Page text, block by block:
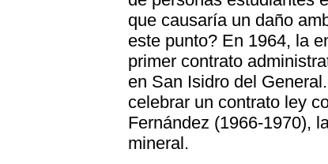
que causaría un daño
este punto? En 1964, la
primer contrato
en San Isidro del
celebrar un contrato ley
Fernández (1966-1970),
mineral.